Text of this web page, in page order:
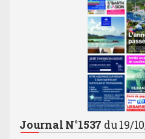
Journal N°1537 du 19/